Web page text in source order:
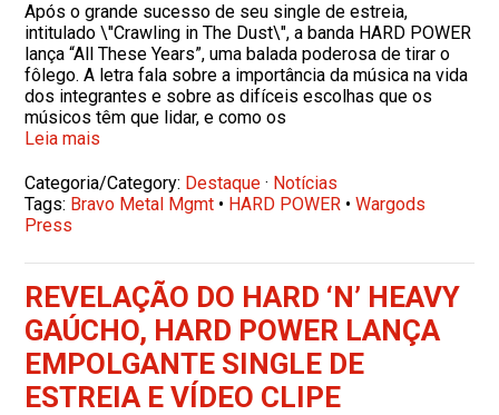
Após o grande sucesso de seu single de estreia,
intitulado \"Crawling in The Dust\", a banda HARD POWER
lança “All These Years”, uma balada poderosa de tirar o
fôlego. A letra fala sobre a importância da música na vida
dos integrantes e sobre as difíceis escolhas que os
músicos têm que lidar, e como os
Leia mais
Categoria/Category: Destaque · Notícias
Tags: Bravo Metal Mgmt • HARD POWER •Wargods
Press
REVELAÇÃO DO HARD ‘N’ HEAVY
GAÚCHO, HARD POWER LANÇA
EMPOLGANTE SINGLE DE
ESTREIA E VÍDEO CLIPE